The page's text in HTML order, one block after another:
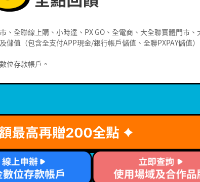
全聯線上購、小時達、PX GO、全電商、大全聯實體門市、
值（包含全支付APP現金/銀行帳戶儲值、全聯PXPAY儲值
位存款帳戶。